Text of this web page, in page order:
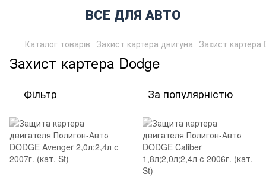
ВСЕ ДЛЯ АВТО
Каталог товарів Захист картера двигуна Захист картера
Захист картера Dodge
Фільтр За популярністю